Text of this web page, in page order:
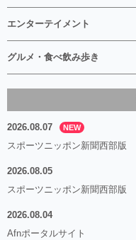
エンターテイメント
グルメ・食べ飲み歩き
2026.08.07 NEW
スポーツニッポン新聞西部版
2026.08.05
スポーツニッポン新聞西部版
2026.08.04
Afnポータルサイト